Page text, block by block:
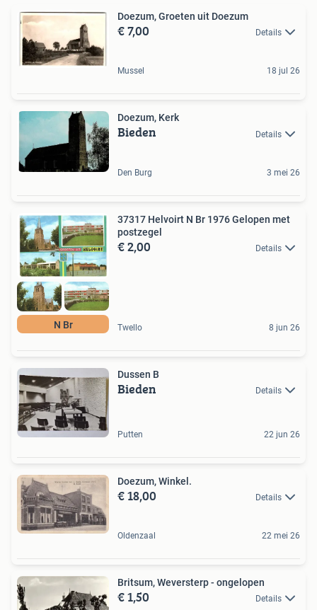
Doezum, Groeten uit Doezum
€ 7,00 Details
Mussel 18 jul 26
Doezum, Kerk
Bieden Details
Den Burg 3 mei 26
N Br
37317 Helvoirt N Br 1976 Gelopen met
postzegel
€ 2,00 Details
Twello 8 jun 26
Dussen B
Bieden Details
Putten 22 jun 26
Doezum, Winkel.
€ 18,00 Details
Oldenzaal 22 mei 26
Britsum, Weversterp - ongelopen
€ 1,50 Details